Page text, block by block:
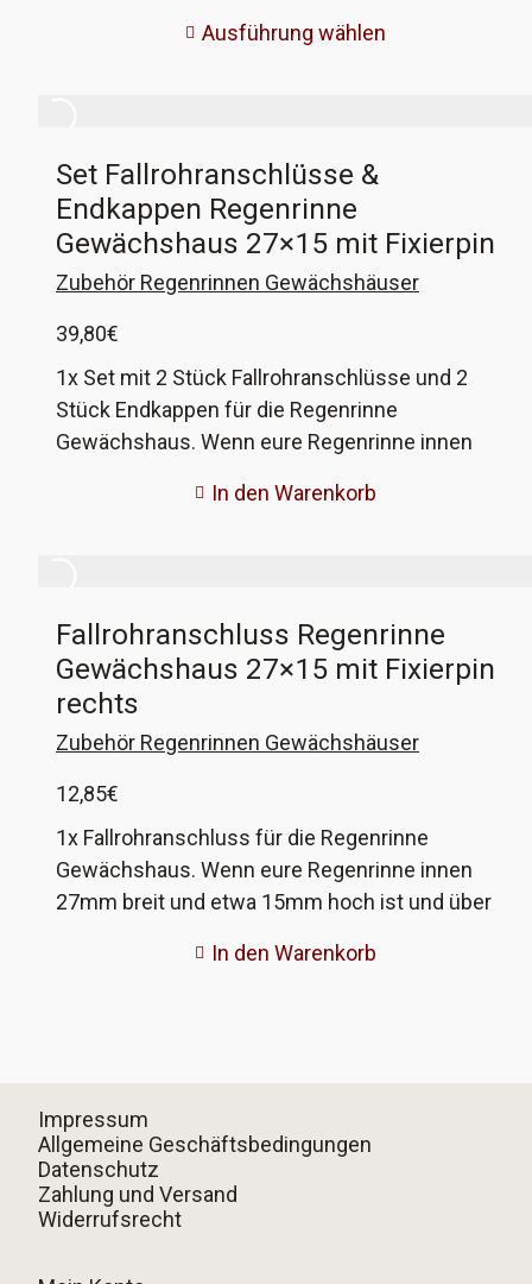
kann wahlweise für PE-Schlauch oder HT-Rohr
eurer Rinne und ich fertige passende an!
Ausführung wählen
Set Fallrohranschlüsse &
Endkappen Regenrinne
Gewächshaus 27×15 mit Fixierpin
Zubehör Regenrinnen Gewächshäuser
39,80€
1x Set mit 2 Stück Fallrohranschlüsse und 2
Stück Endkappen für die Regenrinne
Gewächshaus. Wenn eure Regenrinne innen
eine Fixierbohrung für die Endstücke verfügt,
In den Warenkorb
Fallrohranschluss Regenrinne
Gewächshaus 27×15 mit Fixierpin
rechts
Zubehör Regenrinnen Gewächshäuser
12,85€
1x Fallrohranschluss für die Regenrinne
Gewächshaus. Wenn eure Regenrinne innen
27mm breit und etwa 15mm hoch ist und über
dann könnten diese passen. Wenn nicht, gebt
In den Warenkorb
Impressum
Allgemeine Geschäftsbedingungen
Datenschutz
Zahlung und Versand
Widerrufsrecht